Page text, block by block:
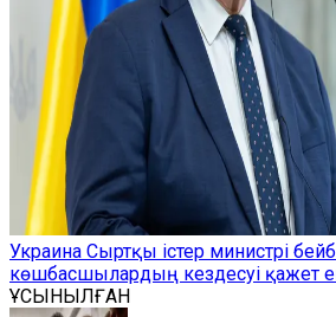
Украина Сыртқы істер министрі
көшбасшылардың кездесуі қажет
ҰСЫНЫЛҒАН